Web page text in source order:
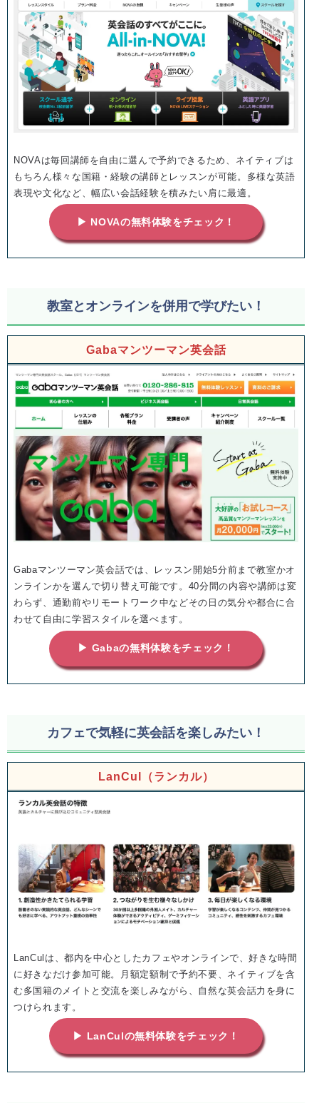
NOVAは毎回講師を自由に選んで予約できるため、ネイティブは
もちろん様々な国籍・経験の講師とレッスンが可能。多様な英語
表現や文化など、幅広い会話経験を積みたい肩に最適。
▶ NOVAの無料体験をチェック！
教室とオンラインを併用で学びたい！
Gabaマンツーマン英会話
Gabaマンツーマン英会話では、レッスン開始5分前まで教室かオ
ンラインかを選んで切り替え可能です。40分間の内容や講師は変
わらず、通勤前やリモートワーク中などその日の気分や都合に合
わせて自由に学習スタイルを選べます。
▶ Gabaの無料体験をチェック！
カフェで気軽に英会話を楽しみたい！
LanCul（ランカル）
LanCulは、都内を中心としたカフェやオンラインで、好きな時間
に好きなだけ参加可能。月額定額制で予約不要、ネイティブを含
む多国籍のメイトと交流を楽しみながら、自然な英会話力を身に
つけられます。
▶ LanCulの無料体験をチェック！